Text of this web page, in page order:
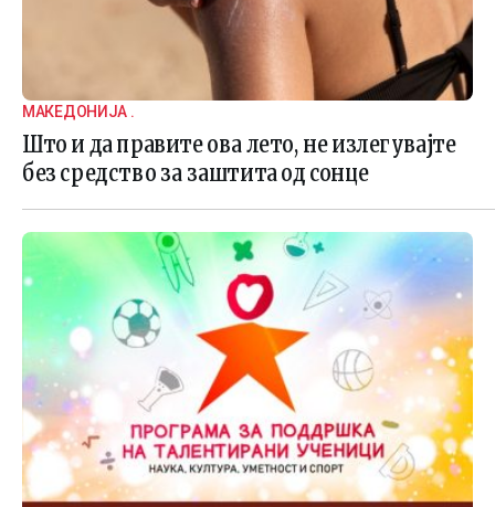
МАКЕДОНИЈА .
Што и да правите ова лето, не излегувајте
без средство за заштита од сонце